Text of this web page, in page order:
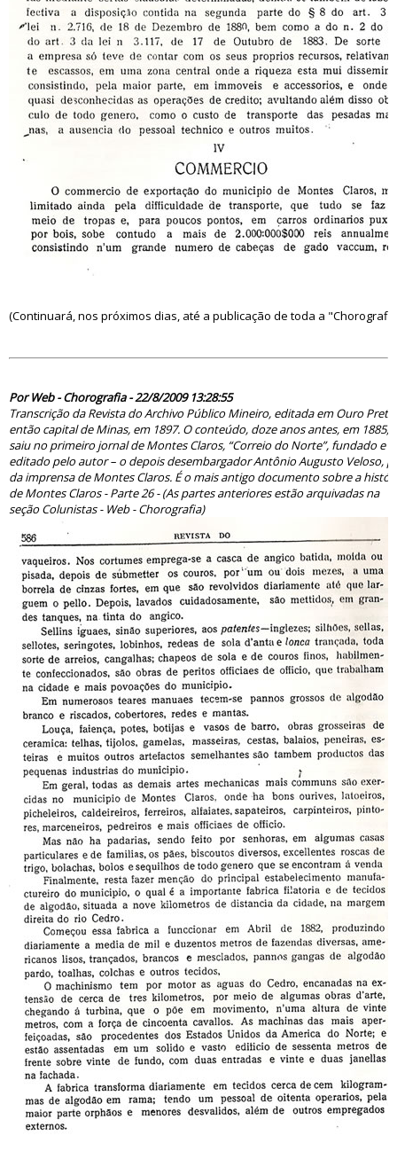
(Continuará, nos próximos dias, até a publicação de toda a
Por Web - Chorografia - 22/8/2009 13:28:55
Transcrição da Revista do Archivo Público Mineiro, editada em Ouro Preto,
então capital de Minas, em 1897. O conteúdo, doze anos antes, em 1885,
saiu no primeiro jornal de Montes Claros, “Correio do Norte”, fundado e
editado pelo autor – o depois desembargador Antônio Augusto Veloso,
da imprensa de Montes Claros. É o mais antigo documento sobre a
de Montes Claros - Parte 26 - (As partes anteriores estão arquivadas na
seção Colunistas - Web - Chorografia)